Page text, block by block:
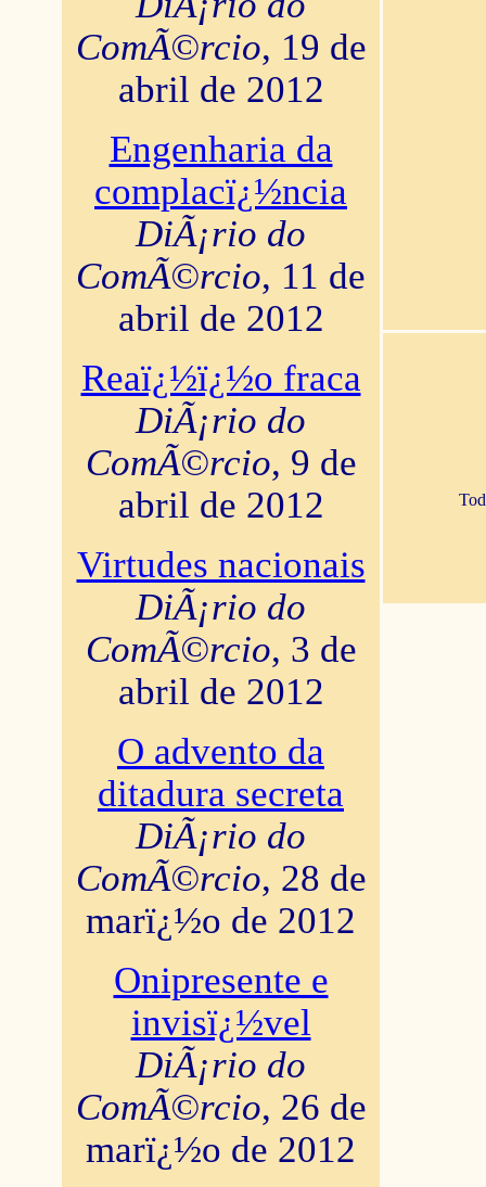
ComÃ©rcio, 19 de
abril de 2012
Engenharia da
complacï¿½ncia
DiÃ¡rio do
ComÃ©rcio, 11 de
abril de 2012
Reaï¿½ï¿½o fraca
DiÃ¡rio do
ComÃ©rcio, 9 de
abril de 2012
Virtudes nacionais
DiÃ¡rio do
ComÃ©rcio, 3 de
abril de 2012
O advento da
ditadura secreta
DiÃ¡rio do
ComÃ©rcio, 28 de
marï¿½o de 2012
Onipresente e
invisï¿½vel
DiÃ¡rio do
ComÃ©rcio, 26 de
marï¿½o de 2012